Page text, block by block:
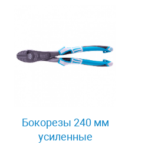
Бокорезы 240 мм
усиленные